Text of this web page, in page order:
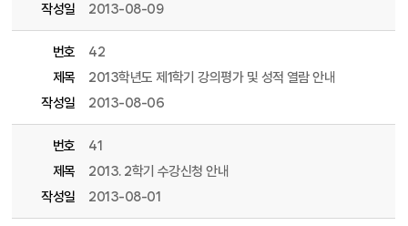
작성일
2013-08-09
번호
42
제목
2013학년도 제1학기 강의평가 및 성적 열람 안내
작성일
2013-08-06
번호
41
제목
2013. 2학기 수강신청 안내
작성일
2013-08-01